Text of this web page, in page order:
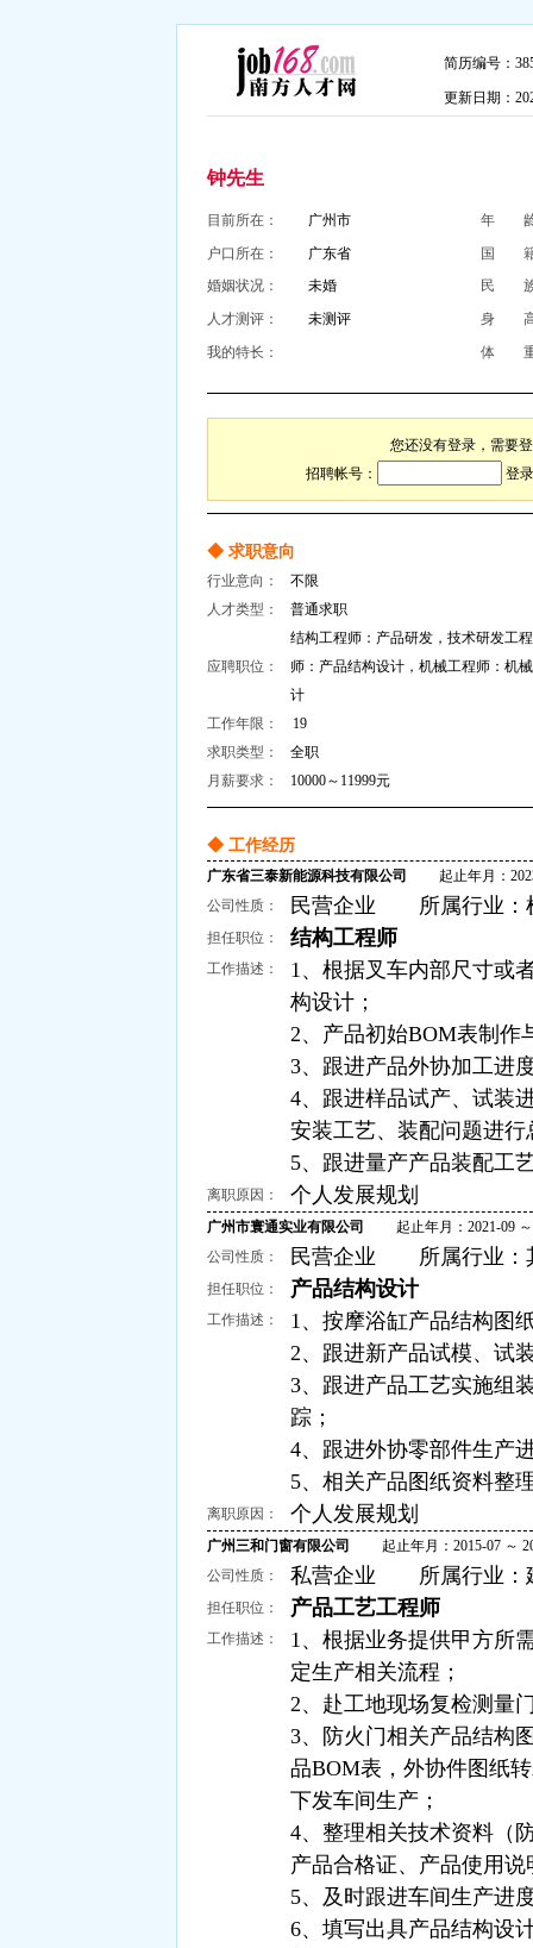
简历编号：
更新日期：
钟先生
目前所在： 广州市
年 龄
户口所在：
广东省
国
婚姻状况：
未婚
民
人才测评：
未测评
身 高
我的特长：
体 重
您还没有登录，需要
招聘帐号：
登
◆ 求职意向
行业意向：
不限
人才类型：
普通求职
应聘职位：
结构工程师：产品研发，技术研发工程
师：产品结构设计，机械工程师：机
计
工作年限：
19
求职类型：
全职
月薪要求：
10000～11999元
◆ 工作经历
广东省三泰新能源科技有限公司
起止年月：
公司性质：
民营企业 所属行业：
担任职位： 结构工程师
工作描述：
1、根据叉车内部尺寸或
构设计；
2、产品初始BOM表制
3、跟进产品外协加工进
4、跟进样品试产、试装
安装工艺、装配问题进
5、跟进量产产品装配工
离职原因： 个人发展规划
广州市寰通实业有限公司
起止年月：2021-09 ～
公司性质：
民营企业 所属行业：
担任职位： 产品结构设计
工作描述：
1、按摩浴缸产品结构图
2、跟进新产品试模、试
3、跟进产品工艺实施组
踪；
4、跟进外协零部件生产
5、相关产品图纸资料整
离职原因： 个人发展规划
广州三和门窗有限公司
起止年月：2015-07 ～
公司性质：
私营企业 所属行业：
担任职位： 产品工艺工程师
工作描述：
1、根据业务提供甲方所
定生产相关流程；
2、赴工地现场复检测量
3、防火门相关产品结构
品BOM表，外协件图纸
下发车间生产；
4、整理相关技术资料（
产品合格证、产品使用
5、及时跟进车间生产进
6、填写出具产品结构设